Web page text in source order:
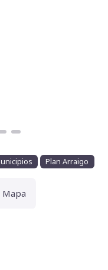
Plan Arraigo
Mapa